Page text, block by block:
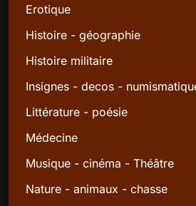
Erotique
Histoire - géographie
Histoire militaire
Insignes - decos -
Littérature - poésie
Médecine
Musique - cinéma - Théâtre
Nature - animaux - chasse